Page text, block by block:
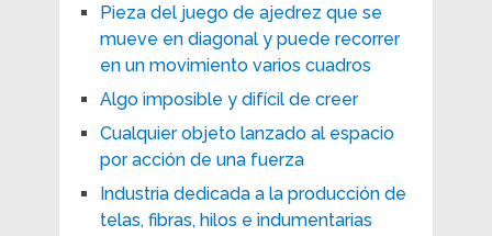
Pieza del juego de ajedrez que se
mueve en diagonal y puede recorrer
en un movimiento varios cuadros
Algo imposible y difícil de creer
Cualquier objeto lanzado al espacio
por acción de una fuerza
Industria dedicada a la producción de
telas, fibras, hilos e indumentarias